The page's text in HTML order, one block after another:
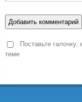
Поставьте
теме